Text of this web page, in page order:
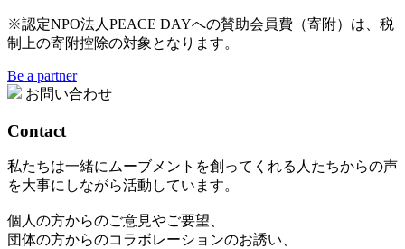
※認定NPO法人PEACE DAYへの賛助会員費（寄附）は、税
制上の寄附控除の対象となります。
Be a partner
お問い合わせ
Contact
私たちは一緒にムーブメントを創ってくれる人たちからの声
を大事にしながら活動しています。
個人の方からのご意見やご要望、
団体の方からのコラボレーションのお誘い、